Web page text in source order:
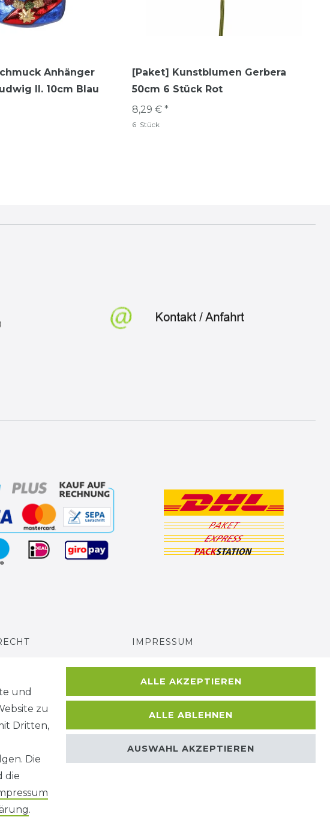
Anhänger
II. 10cm Blau
[Paket] Kunstblumen Gerbera
50cm 6 Stück Rot
8,29 € *
6 Stück
IMPRESSUM
DATENSCHUTZERKLÄRUNG
BARRIEREFREIHEIT
und
zu
Dritten,
Die
die
.
ALLE AKZEPTIEREN
ALLE ABLEHNEN
AUSWAHL AKZEPTIEREN